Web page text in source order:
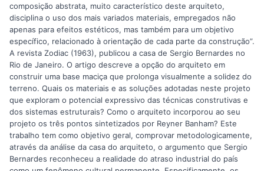
composição abstrata, muito característico deste arquiteto,
disciplina o uso dos mais variados materiais, empregados não
apenas para efeitos estéticos, mas também para um objetivo
específico, relacionado à orientação de cada parte da construção”.
A revista Zodiac (1963), publicou a casa de Sergio Bernardes no
Rio de Janeiro. O artigo descreve a opção do arquiteto em
construir uma base maciça que prolonga visualmente a solidez do
terreno. Quais os materiais e as soluções adotadas neste projeto
que exploram o potencial expressivo das técnicas construtivas e
dos sistemas estruturais? Como o arquiteto incorporou ao seu
projeto os três pontos sintetizados por Reyner Banham? Este
trabalho tem como objetivo geral, comprovar metodologicamente,
através da análise da casa do arquiteto, o argumento que Sergio
Bernardes reconheceu a realidade do atraso industrial do país